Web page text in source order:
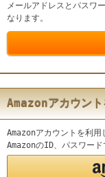
メールアドレスとパスワ
なります。
Amazonアカウン
Amazonアカウントを利用
AmazonのID、パスワード